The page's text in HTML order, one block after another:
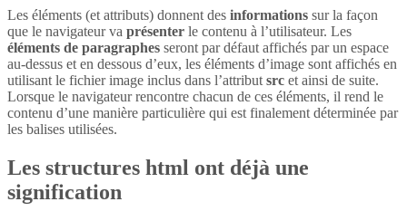
Les éléments (et attributs) donnent des informations sur la façon
que le navigateur va présenter le contenu à l’utilisateur. Les
éléments de paragraphes seront par défaut affichés par un espace
au-dessus et en dessous d’eux, les éléments d’image sont affichés en
utilisant le fichier image inclus dans l’attribut src et ainsi de suite.
Lorsque le navigateur rencontre chacun de ces éléments, il rend le
contenu d’une manière particulière qui est finalement déterminée par
les balises utilisées.
Les structures html ont déjà une
signification